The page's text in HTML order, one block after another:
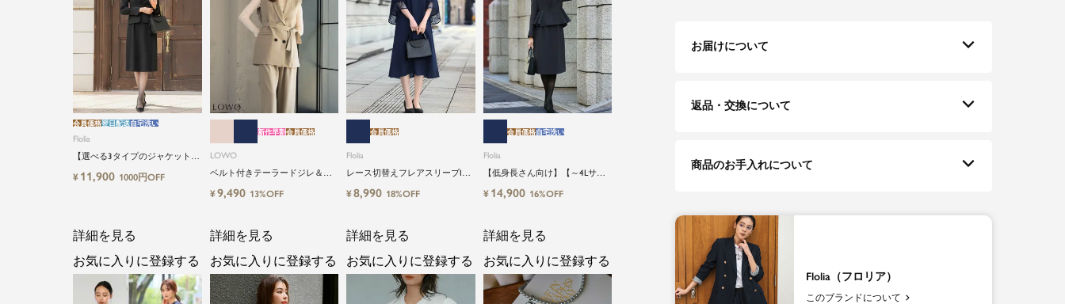
Flolia
【選べる3タイプのジャケット＆
丈タイプ】洗える・ワンピース2
点セットアップセレモニースー
会員価格翌日配送自宅洗い
¥ 11,900 1000円OFF
LOWO
ベルト付きテーラードジレ＆シ
アーインナーブラウス＆ロング
丈設計ワイドパンツ3点セットス
新作早割会員価格
¥9,490 13%OFF
Flolia
レース切替えフレアスリーブIラ
インワンピース
会員価格
¥8,990 18%OFF
Flolia
【低身長さん向け】【～4Lサイ
ズ】洗えるブラックフォーマル
スーツ2点セット
会員価格自宅洗い
¥ 14,900 16%OFF
詳細を見る
お気に入りに登録する
詳細を見る
お気に入りに登録する
詳細を見る
お気に入りに登録する
詳細を見る
お気に入りに登録する
お届けについて
返品・交換について
商品のお手入れについて
Flolia（フロリア）
このブランドについて